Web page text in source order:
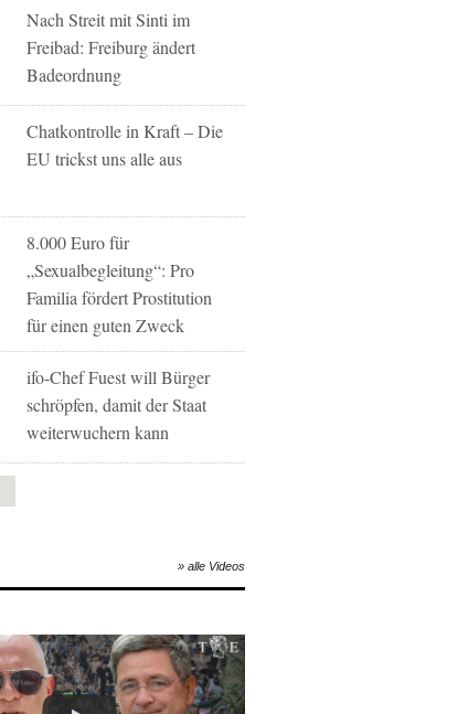
Nach Streit mit Sinti im
Freibad: Freiburg ändert
Badeordnung
Chatkontrolle in Kraft – Die
EU trickst uns alle aus
8.000 Euro für
„Sexualbegleitung“: Pro
Familia fördert Prostitution
für einen guten Zweck
ifo-Chef Fuest will Bürger
schröpfen, damit der Staat
weiterwuchern kann
» alle Videos